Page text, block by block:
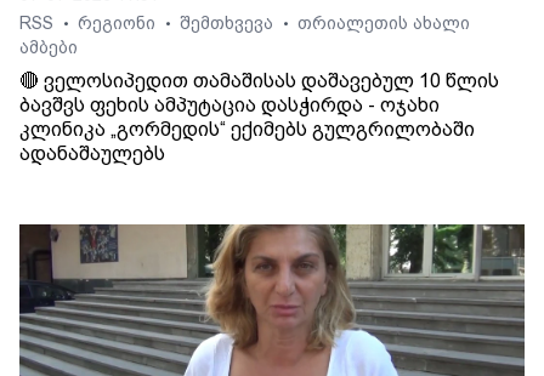
RSS
• რეგიონი • შემთხვევა • თრიალეთის ახალი
ამბები
🔴 ველოსიპედით თამაშისას დაშავებულ 10 წლის
ბავშვს ფეხის ამპუტაცია დასჭირდა - ოჯახი
კლინიკა „გორმედის“ ექიმებს გულგრილობაში
ადანაშაულებს